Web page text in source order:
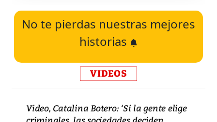
No te pierdas nuestras mejores
historias
VIDEOS
Video, Catalina Botero: ‘Si la gente elige